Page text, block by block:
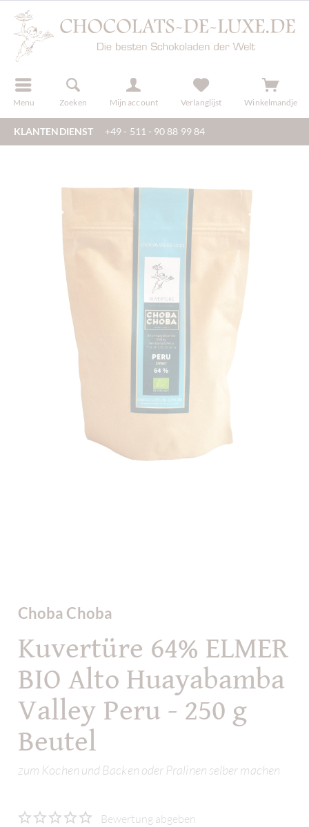
Menu Zoeken Mijn account
registreren Verlanglijst Winkelmandje
KLANTENDIENST +49 - 511 - 90 88 99 84
Choba Choba
Kuvertüre 64% ELMER
BIO Alto Huayabamba
Valley Peru - 250 g
Beutel
zum Kochen und Backen oder Pralinen selber machen
Bewertung abgeben